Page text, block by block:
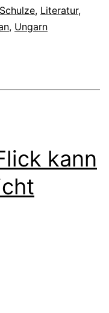
, Literatur,
, Ungarn
kann